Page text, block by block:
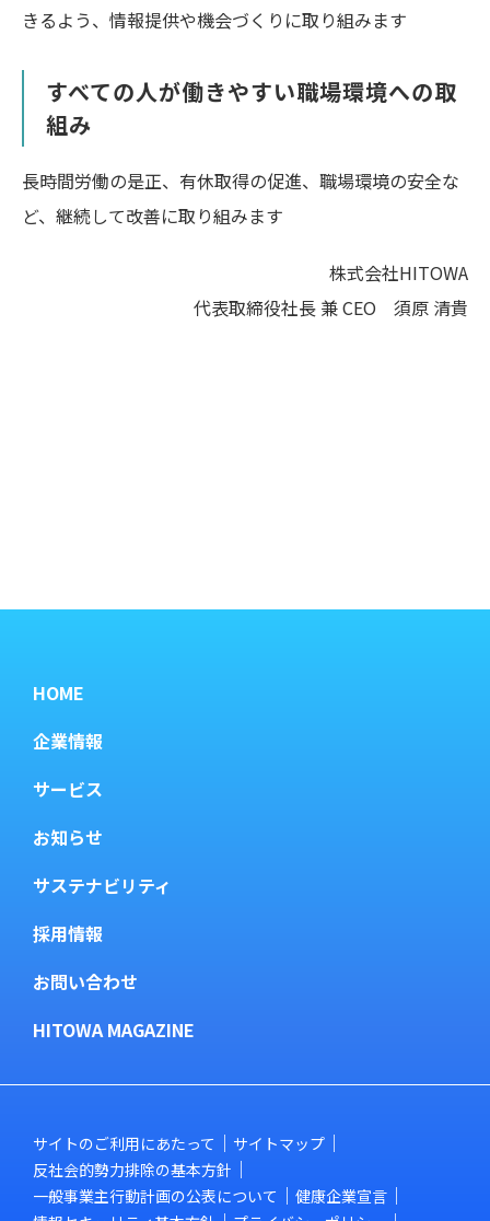
きるよう、情報提供や機会づくりに取り組みます
すべての人が働きやすい職場環境への取
組み
長時間労働の是正、有休取得の促進、職場環境の安全な
ど、継続して改善に取り組みます
株式会社HITOWA
代表取締役社長 兼 CEO 須原 清貴
HOME
企業情報
サービス
お知らせ
サステナビリティ
採用情報
お問い合わせ
HITOWA MAGAZINE
サイトのご利用にあたって
サイトマップ
反社会的勢力排除の基本方針
一般事業主行動計画の公表について
健康企業宣言